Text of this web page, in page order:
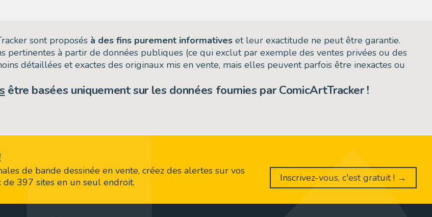
sont proposés à des fins purement informatives et leur exactitude ne peut être garantie.
à partir de données publiques (ce qui exclut par exemple des ventes privées ou des
détaillées et exactes des originaux mis en vente, mais elles peuvent parfois être inexactes ou
être basées uniquement sur les données fournies par ComicArtTracker !
de bande dessinée en vente, créez des alertes sur vos
397 sites en un seul endroit.
Inscrivez-vous, c'est gratuit ! →